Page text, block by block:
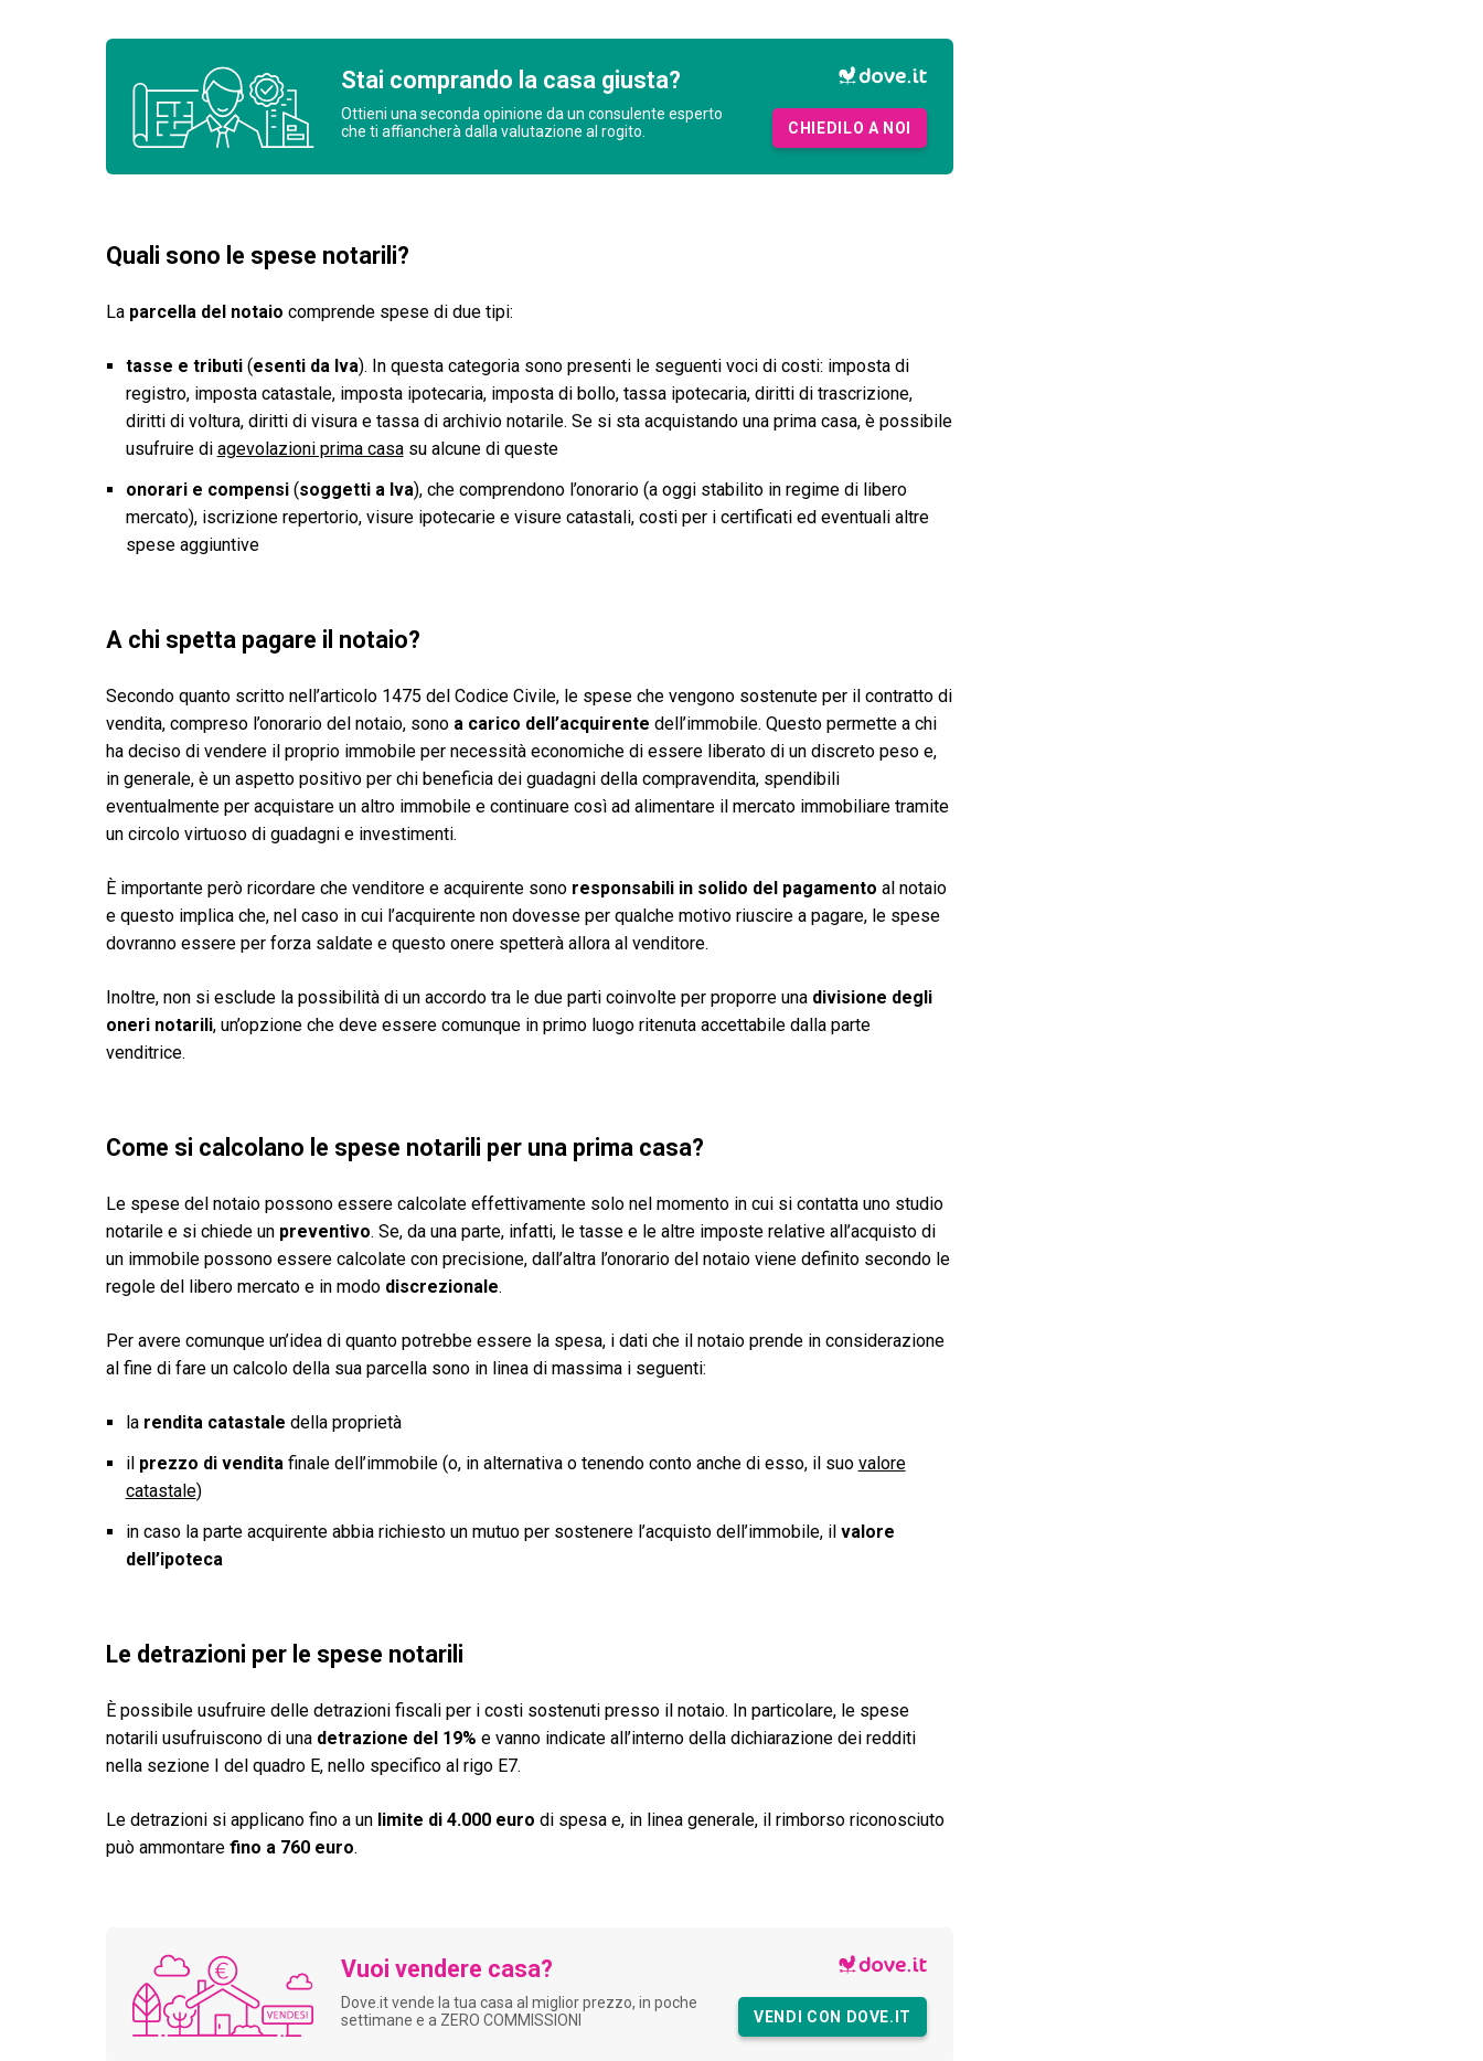
Stai comprando la casa giusta?
Ottieni una seconda opinione da un consulente esperto
che ti affiancherà dalla valutazione al rogito.
CHIEDILO A NOI
Quali sono le spese notarili?
La parcella del notaio comprende spese di due tipi:
tasse e tributi(esenti da Iva). In questa categoria sono presenti le seguenti voci di costi: imposta di
registro, imposta catastale, imposta ipotecaria, imposta di bollo, tassa ipotecaria, diritti di trascrizione,
diritti di voltura, diritti di visura e tassa di archivio notarile. Se si sta acquistando una prima casa, è possibile
usufruire di agevolazioni prima casasu alcune di queste
onorari e compensi(soggetti a Iva), che comprendono l’onorario (a oggi stabilito in regime di libero
mercato), iscrizione repertorio, visure ipotecarie e visure catastali, costi per i certificati ed eventuali altre
spese aggiuntive
A chi spetta pagare il notaio?
Secondo quanto scritto nell’articolo 1475 del Codice Civile, le spese che vengono sostenute per il contratto di
vendita, compreso l’onorario del notaio, sono a carico dell’acquirente dell’immobile. Questo permette a chi
ha deciso di vendere il proprio immobile per necessità economiche di essere liberato di un discreto peso e,
in generale, è un aspetto positivo per chi beneficia dei guadagni della compravendita, spendibili
eventualmente per acquistare un altro immobile e continuare così ad alimentare il mercato immobiliare tramite
un circolo virtuoso di guadagni e investimenti.
È importante però ricordare che venditore e acquirente sono responsabili in solido del pagamento al notaio
e questo implica che, nel caso in cui l’acquirente non dovesse per qualche motivo riuscire a pagare, le spese
dovranno essere per forza saldate e questo onere spetterà allora al venditore.
Inoltre, non si esclude la possibilità di un accordo tra le due parti coinvolte per proporre una divisione degli
oneri notarili, un’opzione che deve essere comunque in primo luogo ritenuta accettabile dalla parte
venditrice.
Come si calcolano le spese notarili per una prima casa?
Le spese del notaio possono essere calcolate effettivamente solo nel momento in cui si contatta uno studio
notarile e si chiede un preventivo. Se, da una parte, infatti, le tasse e le altre imposte relative all’acquisto di
un immobile possono essere calcolate con precisione, dall’altra l’onorario del notaio viene definito secondo le
regole del libero mercato e in modo discrezionale.
Per avere comunque un’idea di quanto potrebbe essere la spesa, i dati che il notaio prende in considerazione
al fine di fare un calcolo della sua parcella sono in linea di massima i seguenti:
la rendita catastale della proprietà
il prezzo di venditafinale dell’immobile (o, in alternativa o tenendo conto anche di esso, il suo valore
catastale)
in caso la parte acquirente abbia richiesto un mutuo per sostenere l’acquisto dell’immobile, il valore
dell’ipoteca
Le detrazioni per le spese notarili
È possibile usufruire delle detrazioni fiscali per i costi sostenuti presso il notaio. In particolare, le spese
notarili usufruiscono di una detrazione del 19% e vanno indicate all’interno della dichiarazione dei redditi
nella sezione I del quadro E, nello specifico al rigo E7.
Le detrazioni si applicano fino a un limite di 4.000 euro di spesa e, in linea generale, il rimborso riconosciuto
può ammontare fino a 760 euro.
Vuoi vendere casa?
Dove.it vende la tua casa al miglior prezzo, in poche
settimane e a ZERO COMMISSIONI
VENDI CON DOVE.IT